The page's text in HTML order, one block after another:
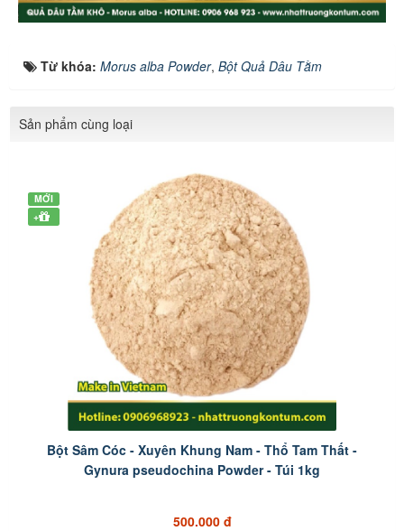
Từ khóa: Morus alba Powder, Bột Quả Dâu Tằm
Sản phẩm cùng loại
MỚI
+
Bột Sâm Cóc - Xuyên Khung Nam - Thổ Tam Thất -
Gynura pseudochina Powder - Túi 1kg
500.000 đ